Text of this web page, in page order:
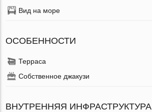
Вид на море
ОСОБЕННОСТИ
Терраса
Собственное джакузи
ВНУТРЕННЯЯ ИНФРАСТРУКТУРА